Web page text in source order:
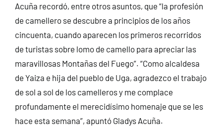
Acuña recordó, entre otros asuntos, que “la profesión
de camellero se descubre a principios de los años
cincuenta, cuando aparecen los primeros recorridos
de turistas sobre lomo de camello para apreciar las
maravillosas Montañas del Fuego”. “Como alcaldesa
de Yaiza e hija del pueblo de Uga, agradezco el trabajo
de sol a sol de los camelleros y me complace
profundamente el merecidísimo homenaje que se les
hace esta semana”, apuntó Gladys Acuña.